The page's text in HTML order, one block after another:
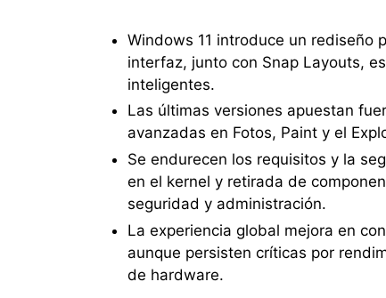
Windows 11 introduce un rediseño
interfaz, junto con Snap Layouts,
inteligentes.
Las últimas versiones apuestan
avanzadas en Fotos, Paint y el
Se endurecen los requisitos y la
en el kernel y retirada de
seguridad y administración.
La experiencia global mejora en
aunque persisten críticas por
de hardware.